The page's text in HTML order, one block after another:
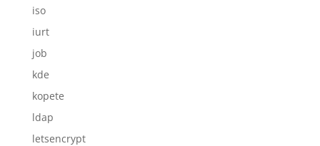
iso
iurt
job
kde
kopete
ldap
letsencrypt